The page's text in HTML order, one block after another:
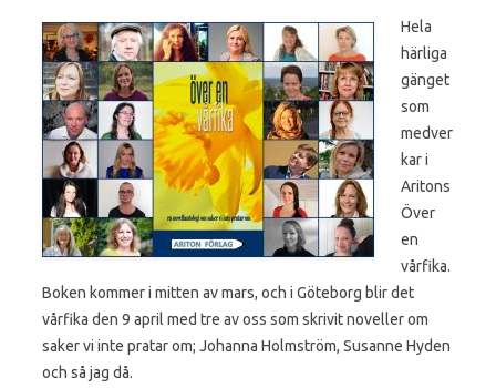
Hela
härliga
gänget
som
medver
kar i
Aritons
Över
en
vårfika.
Boken kommer i mitten av mars, och i Göteborg blir det
vårfika den 9 april med tre av oss som skrivit noveller om
saker vi inte pratar om; Johanna Holmström, Susanne Hyden
och så jag då.